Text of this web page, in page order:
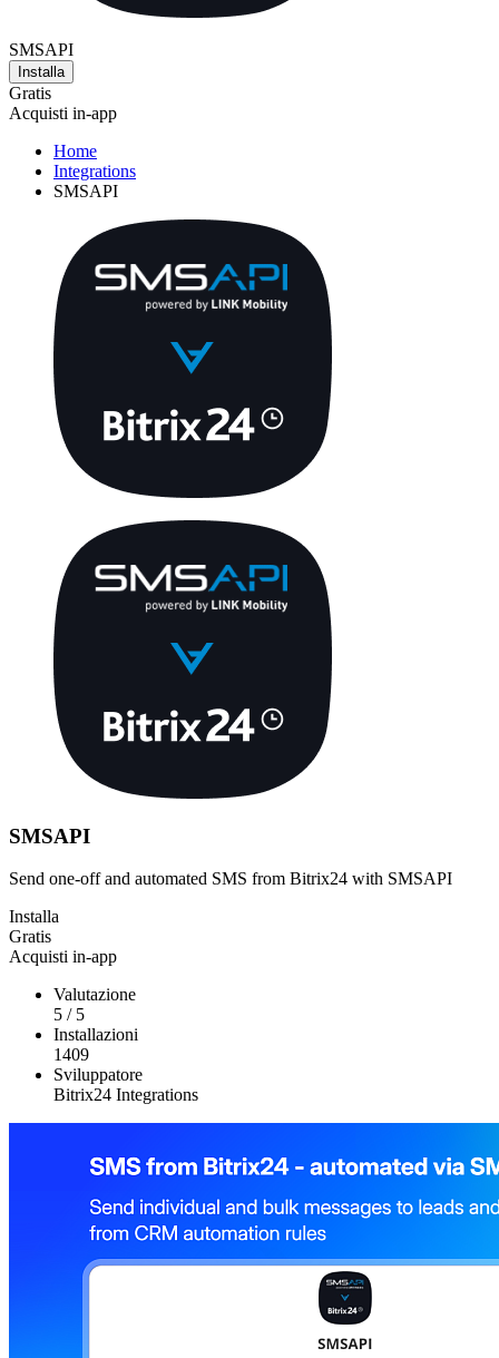
SMSAPI
Installa
Gratis
Acquisti in-app
Home
Integrations
SMSAPI
SMSAPI
Send one-off and automated SMS from Bitrix24 with SMSAPI
Installa
Gratis
Acquisti in-app
Valutazione
5 / 5
Installazioni
1409
Sviluppatore
Bitrix24 Integrations